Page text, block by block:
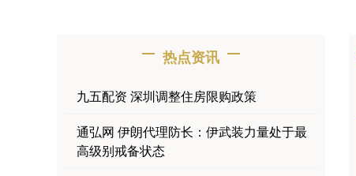
热点资讯
九五配资 深圳调整住房限购政策
通弘网 伊朗代理防长：伊武装力量处于最
高级别戒备状态